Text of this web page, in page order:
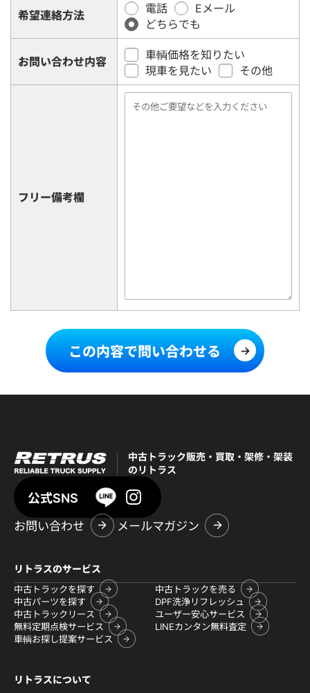
希望連絡方法
電話
Eメール
どちらでも
お問い合わせ内容
車輌価格を知りたい
現車を見たい
その他
フリー備考欄
この内容で問い合わせる
中古トラック販売・買取・架修・架装
のリトラス
公式SNS
お問い合わせ
メールマガジン
リトラスのサービス
中古トラックを探す
中古トラックを売る
中古パーツを探す
DPF洗浄リフレッシュ
中古トラックリース
ユーザー安心サービス
無料定期点検サービス
LINEカンタン無料査定
車輌お探し提案サービス
リトラスについて